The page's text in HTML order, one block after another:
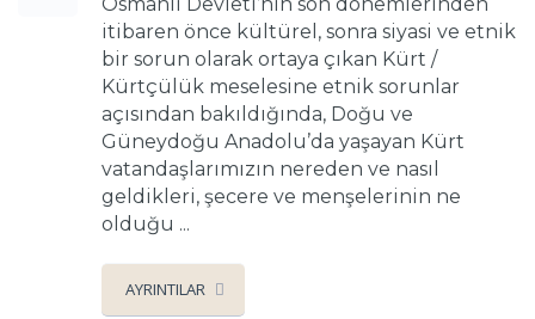
Osmanlı Devleti’nin son dönemlerinden
itibaren önce kültürel, sonra siyasi ve etnik
bir sorun olarak ortaya çıkan Kürt /
Kürtçülük meselesine etnik sorunlar
açısından bakıldığında, Doğu ve
Güneydoğu Anadolu’da yaşayan Kürt
vatandaşlarımızın nereden ve nasıl
geldikleri, şecere ve menşelerinin ne
olduğu ...
AYRINTILAR